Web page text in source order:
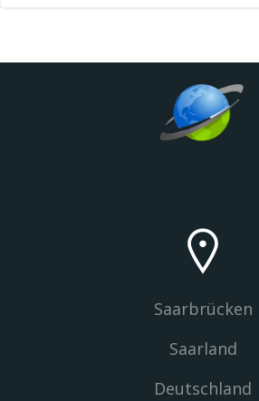
Saarbrücken
Saarland
Deutschland